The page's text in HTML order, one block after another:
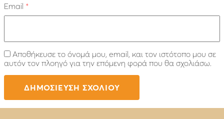
Email *
Αποθήκευσε το όνομά μου, email, και τον ιστότοπο μου σε
αυτόν τον πλοηγό για την επόμενη φορά που θα σχολιάσω.